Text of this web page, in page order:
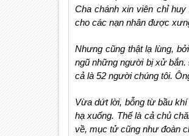
Cha chánh xin viên chỉ
cho các nạn nhân được
Nhưng cũng thật lạ lùng,
ngũ những người bị xử
cả là 52 người chúng tôi.
Vừa dứt lời, bỗng từ bầu
hạ xuống. Thế là cả chủ
về, mục tử cũng như đoàn